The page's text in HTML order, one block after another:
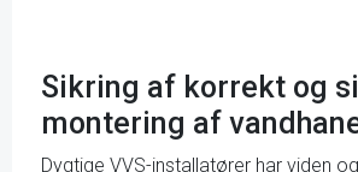
Sikring af korrekt og
montering af
Dygtige VVS-installatører har viden